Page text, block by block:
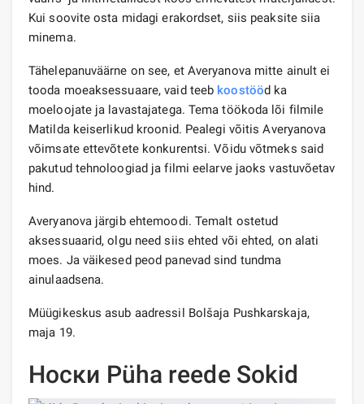
Kui soovite osta midagi erakordset, siis peaksite siia
minema.
Tähelepanuväärne on see, et Averyanova mitte ainult ei
tooda moeaksessuaare, vaid teeb koostööd ka
moeloojate ja lavastajatega. Tema töökoda lõi filmile
Matilda keiserlikud kroonid. Pealegi võitis Averyanova
võimsate ettevõtete konkurentsi. Võidu võtmeks said
pakutud tehnoloogiad ja filmi eelarve jaoks vastuvõetav
hind.
Averyanova järgib ehtemoodi. Temalt ostetud
aksessuaarid, olgu need siis ehted või ehted, on alati
moes. Ja väikesed peod panevad sind tundma
ainulaadsena.
Müügikeskus asub aadressil Bolšaja Pushkarskaja,
maja 19.
Носки Püha reede Sokid